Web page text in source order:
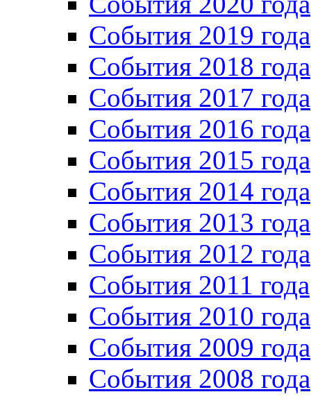
События 2019 года
События 2018 года
События 2017 года
События 2016 года
События 2015 года
События 2014 года
События 2013 года
События 2012 года
События 2011 года
События 2010 года
События 2009 года
События 2008 года